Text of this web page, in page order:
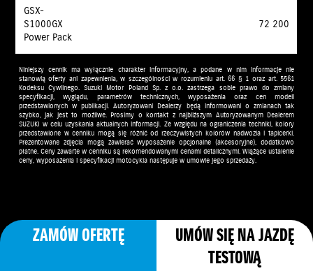
GSX-
S1000GX
Power Pack
72 200
Niniejszy cennik ma wyłącznie charakter informacyjny, a podane w nim informacje nie
stanowią oferty ani zapewnienia, w szczególności w rozumieniu art. 66 § 1 oraz art. 5561
Kodeksu Cywilnego. Suzuki Motor Poland Sp. z o.o. zastrzega sobie prawo do zmiany
specyfikacji, wyglądu, parametrów technicznych, wyposażenia oraz cen modeli
przedstawionych w publikacji. Autoryzowani Dealerzy będą informowani o zmianach tak
szybko, jak jest to możliwe. Prosimy o kontakt z najbliższym Autoryzowanym Dealerem
SUZUKI w celu uzyskania aktualnych informacji. Ze względu na ograniczenia techniki, kolory
przedstawione w cenniku mogą się różnić od rzeczywistych kolorów nadwozia i tapicerki.
Prezentowane zdjęcia mogą zawierać wyposażenie opcjonalne (akcesoryjne), dodatkowo
płatne. Ceny zawarte w cenniku są rekomendowanymi cenami detalicznymi. Wiążące ustalenie
ceny, wyposażenia i specyfikacji motocykla następuje w umowie jego sprzedaży.
ZAMÓW OFERTĘ
UMÓW SIĘ NA JAZDĘ
TESTOWĄ